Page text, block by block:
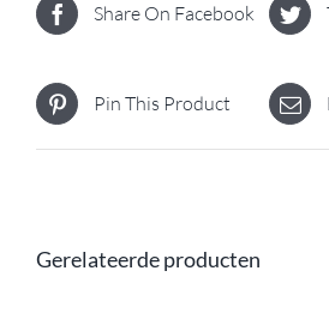
Share On Facebook
Pin This Product
Gerelateerde producten